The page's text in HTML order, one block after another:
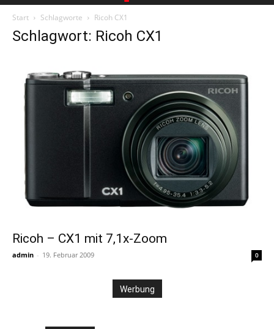
Start Schlagworte Ricoh CX1
Schlagwort: Ricoh CX1
Ricoh – CX1 mit 7,1x-Zoom
admin - 19. Februar 2009 0
Werbung